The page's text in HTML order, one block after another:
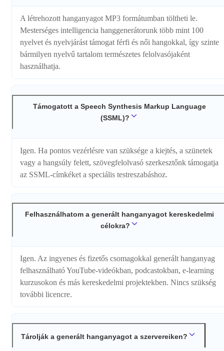
A létrehozott hanganyagot MP3 formátumban töltheti le.
Mesterséges intelligencia hanggenerátorunk több mint 100
nyelvet és nyelvjárást támogat férfi és női hangokkal, így szinte
bármilyen nyelvű tartalom természetes felolvasójaként
használhatja.
Támogatott a Speech Synthesis Markup Language
(SSML)?
Igen. Ha pontos vezérlésre van szüksége a kiejtés, a szünetek
vagy a hangsúly felett, szövegfelolvasó szerkesztőnk támogatja
az SSML-címkéket a speciális testreszabáshoz.
Felhasználhatom a generált hanganyagot kereskedelmi
célokra?
Igen. Az ingyenes és fizetős csomagokkal generált hanganyag
felhasználható YouTube-videókban, podcastokban, e-learning
kurzusokon és más kereskedelmi projektekben. Nincs szükség
további licencre.
Tárolják a generált hanganyagot a szervereiken?